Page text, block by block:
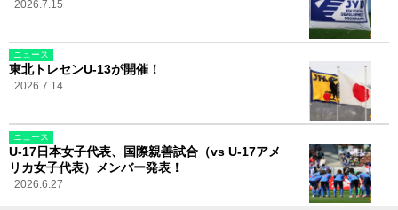
2026.7.15
ニュース
東北トレセンU-13が開催！
2026.7.14
ニュース
U-17日本女子代表、国際親善試合（vs U-17アメ
リカ女子代表）メンバー発表！
2026.6.27